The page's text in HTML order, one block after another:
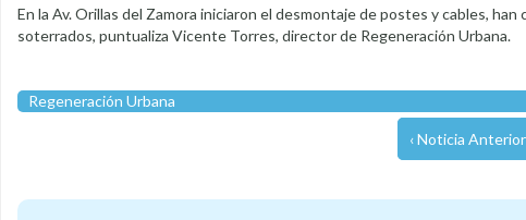
En la Av. Orillas del Zamora iniciaron el desmontaje de postes y cables,
soterrados, puntualiza Vicente Torres, director de Regeneración Urbana.
Regeneración Urbana
‹ Noticia Anterior